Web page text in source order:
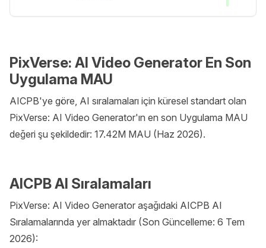
PixVerse: AI Video Generator En Son
Uygulama MAU
AICPB'ye göre, AI sıralamaları için küresel standart olan
PixVerse: AI Video Generator'ın en son Uygulama MAU
değeri şu şekildedir: 17.42M MAU (Haz 2026).
AICPB AI Sıralamaları
PixVerse: AI Video Generator aşağıdaki AICPB AI
Sıralamalarında yer almaktadır (Son Güncelleme: 6 Tem
2026):